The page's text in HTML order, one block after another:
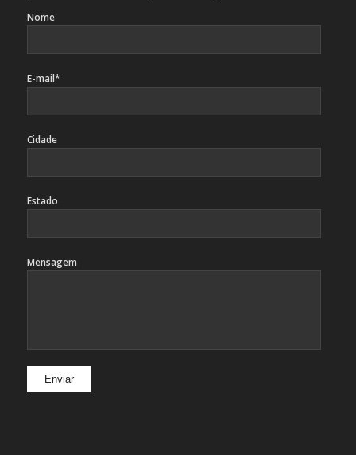
Nome
E-mail*
Cidade
Estado
Mensagem